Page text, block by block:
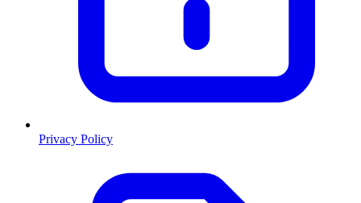
Privacy Policy